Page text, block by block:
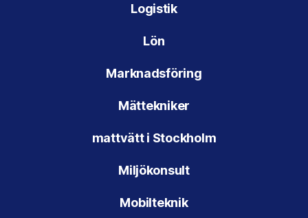
Logistik
Lön
Marknadsföring
Mättekniker
mattvätt i Stockholm
Miljökonsult
Mobilteknik